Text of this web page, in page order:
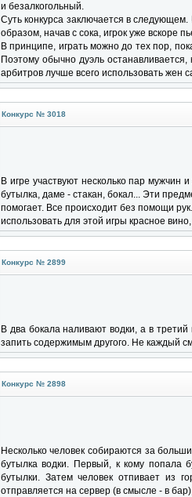
и безалкогольный.
Суть конкурса заключается в
образом, начав с сока, игрок уже вскоре
В принципе, играть можно до тех пор,
Поэтому обычно дуэль
арбитров лучше всего использовать жен
Конкурс № 3018
В игре участвуют несколько пар
бутылка, даме - стакан, бокал... Эти
помогает. Все происходит без помощи
использовать для этой игры красное
Конкурс № 2899
В два бокала наливают водки, а в
запить содержимым другого. Не каждый
Конкурс № 2898
Несколько человек собираются за
бутылка водки. Первый, к кому попала
бутылки. Затем человек отпивает из
отправляется на сервер (в смысле - в